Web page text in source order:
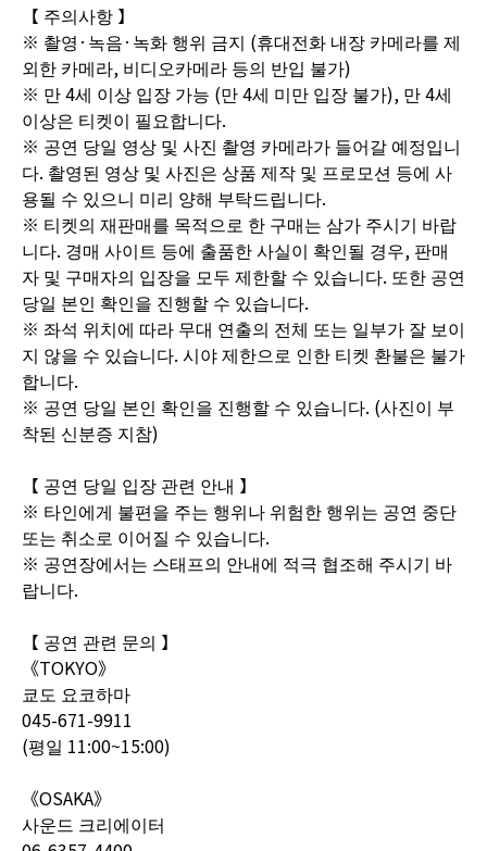
【 주의사항 】
※ 촬영·녹음·녹화 행위 금지 (휴대전화 내장 카메라를 제
외한 카메라, 비디오카메라 등의 반입 불가)
※ 만 4세 이상 입장 가능 (만 4세 미만 입장 불가), 만 4세
이상은 티켓이 필요합니다.
※ 공연 당일 영상 및 사진 촬영 카메라가 들어갈 예정입니
다. 촬영된 영상 및 사진은 상품 제작 및 프로모션 등에 사
용될 수 있으니 미리 양해 부탁드립니다.
※ 티켓의 재판매를 목적으로 한 구매는 삼가 주시기 바랍
니다. 경매 사이트 등에 출품한 사실이 확인될 경우, 판매
자 및 구매자의 입장을 모두 제한할 수 있습니다. 또한 공연
당일 본인 확인을 진행할 수 있습니다.
※ 좌석 위치에 따라 무대 연출의 전체 또는 일부가 잘 보이
지 않을 수 있습니다. 시야 제한으로 인한 티켓 환불은 불가
합니다.
※ 공연 당일 본인 확인을 진행할 수 있습니다. (사진이 부
착된 신분증 지참)
【 공연 당일 입장 관련 안내 】
※ 타인에게 불편을 주는 행위나 위험한 행위는 공연 중단
또는 취소로 이어질 수 있습니다.
※ 공연장에서는 스태프의 안내에 적극 협조해 주시기 바
랍니다.
【 공연 관련 문의 】
《TOKYO》
쿄도 요코하마
045-671-9911
(평일 11:00~15:00)
《OSAKA》
사운드 크리에이터